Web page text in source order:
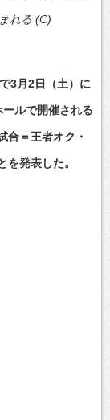
れる (C)
3月2日（土）に
ルで開催される
合＝王者オク・
発表した。